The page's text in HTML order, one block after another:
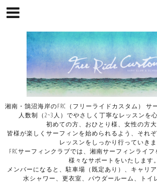
湘南・鵠沼海岸のFRC（フリーライドカスタム） サ
人数制（2~3人）でやさしく丁寧なレッスンを
初めての方、おひとり様、女性の方
皆様が楽しくサーフィンを始められるよう、それ
レッスンをしっかり行っていきま
FRCサーフィンクラブでは、湘南サーフィンライ
様々なサポートをいたします。
メンバーになると、駐車場（既定あり）、キャリ
水シャワー、更衣室、パウダールーム、トイ